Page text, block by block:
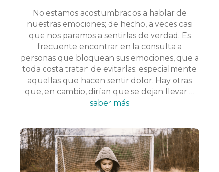
No estamos acostumbrados a hablar de
nuestras emociones; de hecho, a veces casi
que nos paramos a sentirlas de verdad. Es
frecuente encontrar en la consulta a
personas que bloquean sus emociones, que a
toda costa tratan de evitarlas; especialmente
aquellas que hacen sentir dolor. Hay otras
que, en cambio, dirían que se dejan llevar …
saber más